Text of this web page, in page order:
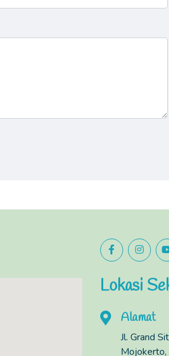
Lokasi
Alamat
Jl. Grand